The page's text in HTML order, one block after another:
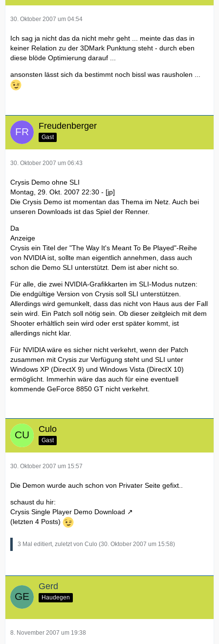
30. Oktober 2007 um 04:54
Ich sag ja nicht das da nicht mehr geht ... meinte das das in
keiner Relation zu der 3DMark Punktung steht - durch eben
diese blöde Optimierung darauf ...
ansonsten lässt sich da bestimmt noch bissl was rausholen ...
Freudenberger
Gast
30. Oktober 2007 um 06:43
Crysis Demo ohne SLI
Montag, 29. Okt. 2007 22:30 - [jp]
Die Crysis Demo ist momentan das Thema im Netz. Auch bei
unseren Downloads ist das Spiel der Renner.
Da
Anzeige
Crysis ein Titel der "The Way It's Meant To Be Played"-Reihe
von NVIDIA ist, sollte man eigentlich annehmen, dass auch
schon die Demo SLI unterstützt. Dem ist aber nicht so.
Für alle, die zwei NVIDIA-Grafikkarten im SLI-Modus nutzen:
Die endgültige Version von Crysis soll SLI unterstützen.
Allerdings wird gemunkelt, dass das nicht von Haus aus der Fall
sein wird. Ein Patch soll nötig sein. Ob dieser zeitgleich mit dem
Shooter erhältlich sein wird oder erst später kommt, ist
allerdings nicht klar.
Für NVIDIA wäre es sicher nicht verkehrt, wenn der Patch
zusammen mit Crysis zur Verfügung steht und SLI unter
Windows XP (DirectX 9) und Windows Vista (DirectX 10)
ermöglicht. Immerhin wäre das auch für eine eventuell
kommende GeForce 8850 GT nicht verkehrt.
Culo
Gast
30. Oktober 2007 um 15:57
Die Demon wurde auch schon von Privater Seite gefixt..
schaust du hir:
Crysis Single Player Demo Download
(letzten 4 Posts)
3 Mal editiert, zuletzt von Culo (30. Oktober 2007 um 15:58)
Gerd
Haudegen
8. November 2007 um 19:38